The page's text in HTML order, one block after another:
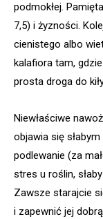
podmokłej.
7,5) i żyzności.
cienistego albo
kalafiora tam,
prosta droga do
Niewłaściwe
objawia się
podlewanie (za
stres u roślin,
Zawsze starajcie
i zapewnić jej